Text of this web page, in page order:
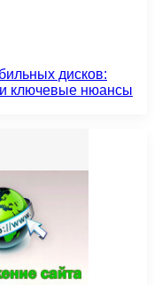
дисков:
ключевые нюансы